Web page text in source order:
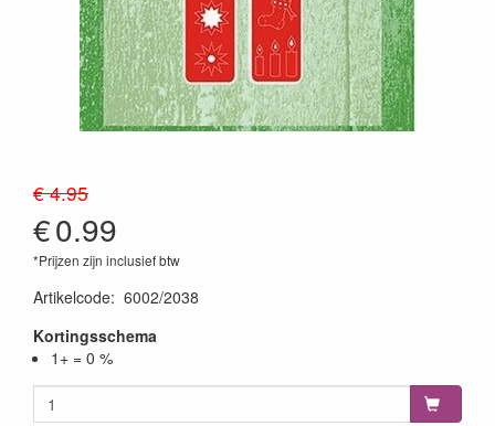
€ 4.95
€0.99
*Prijzen zijn inclusief btw
Artikelcode: 6002/2038
Kortingsschema
1+ = 0 %